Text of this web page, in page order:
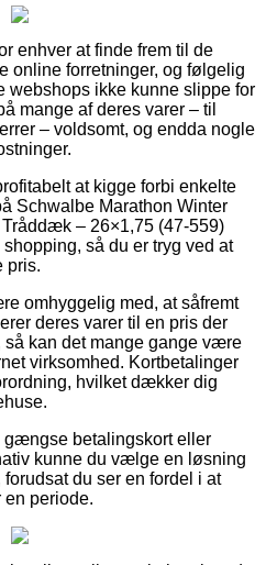
enhver at finde frem til de
online forretninger, og følgelig
webshops ikke kunne slippe for
mange af deres varer – til
– voldsomt, og endda nogle
at kigge forbi enkelte
Schwalbe Marathon Winter
– 26×1,75 (47-559)
så du er tryg ved at
pris.
omhyggelig med, at såfremt
deres varer til en pris der
så kan det mange gange være
virksomhed. Kortbetalinger
hvilket dækker dig
gængse betalingskort eller
kunne du vælge en løsning
du ser en fordel i at
en periode.